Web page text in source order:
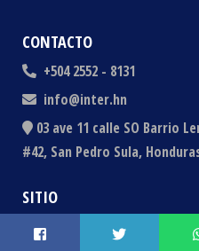
CONTACTO
+504 2552 - 8131
info@inter.hn
03 ave 11 calle SO Barrio
#42, San Pedro Sula,
SITIO
Noticias